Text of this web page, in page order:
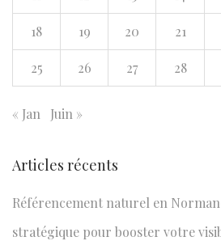
u
:
18 19 20 21
25 26 27 28
« Jan Juin »
Articles récents
Référencement naturel en
stratégique pour booster votre